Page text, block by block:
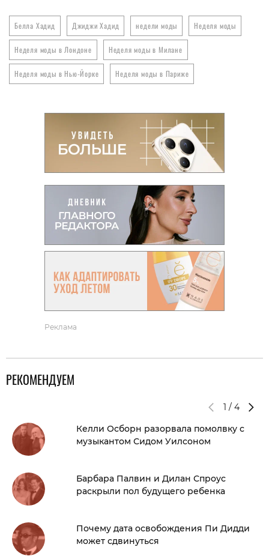
Белла Хадид Джиджи Хадид недели моды Неделя моды
Неделя моды в Лондоне Неделя моды в Милане
Неделя моды в Нью-Йорке Неделя моды в Париже
Реклама
РЕКОМЕНДУЕМ
1 / 4
Келли Осборн разорвала помолвку с
музыкантом Сидом Уилсоном
Барбара Палвин и Дилан Спроус
раскрыли пол будущего ребенка
Почему дата освобождения Пи Дидди
может сдвинуться